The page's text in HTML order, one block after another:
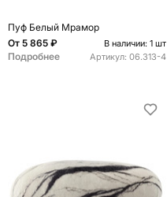
Пуф Белый Мрамор
От 5 865 ₽ В наличии: 1 шт
Подробнее Артикул: 06.313-4